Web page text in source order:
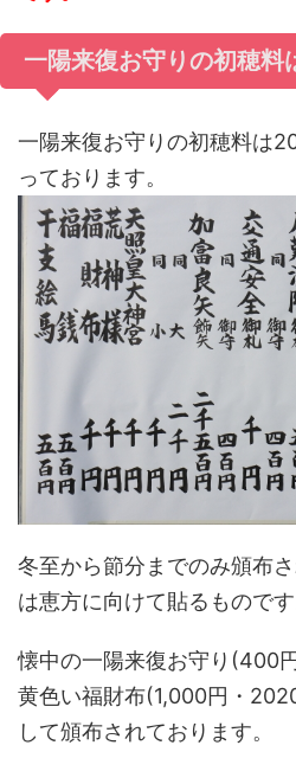
一陽来復お守りの初穂料
一陽来復お守りの初穂料は
っております。
冬至から節分までのみ頒布
は恵方に向けて貼るものです
懐中の一陽来復お守り(400
黄色い福財布(1,000円・
して頒布されております。